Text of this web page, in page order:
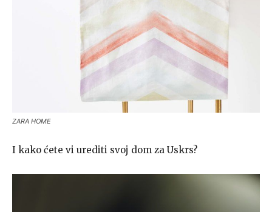
ZARA HOME
I kako ćete vi urediti svoj dom za Uskrs?